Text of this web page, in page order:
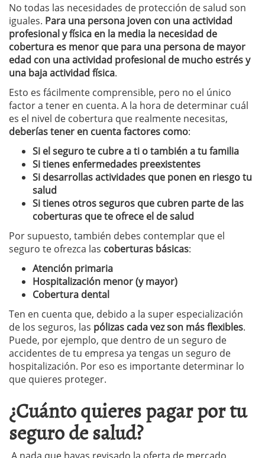
No todas las necesidades de protección de salud son
iguales. Para una persona joven con una actividad
profesional y física en la media la necesidad de
cobertura es menor que para una persona de mayor
edad con una actividad profesional de mucho estrés y
una baja actividad física.
Esto es fácilmente comprensible, pero no el único
factor a tener en cuenta. A la hora de determinar cuál
es el nivel de cobertura que realmente necesitas,
deberías tener en cuenta factores como:
Si el seguro te cubre a ti o también a tu familia
Si tienes enfermedades preexistentes
Si desarrollas actividades que ponen en riesgo tu
salud
Si tienes otros seguros que cubren parte de las
coberturas que te ofrece el de salud
Por supuesto, también debes contemplar que el
seguro te ofrezca las coberturas básicas:
Atención primaria
Hospitalización menor (y mayor)
Cobertura dental
Ten en cuenta que, debido a la super especialización
de los seguros, las pólizas cada vez son más flexibles.
Puede, por ejemplo, que dentro de un seguro de
accidentes de tu empresa ya tengas un seguro de
hospitalización. Por eso es importante determinar lo
que quieres proteger.
¿Cuánto quieres pagar por tu
seguro de salud?